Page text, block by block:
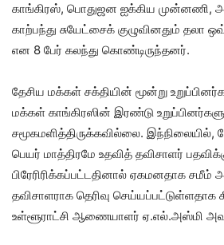
காங்கிரஸ், பொதுஜன ஐக்கிய முன்னணி,
காற்பந்து சுயேட்சைக் குழுவினதும் தலா
என 8 பேர் கலந்து கொண்டிருந்தனர்.
தேசிய மக்கள் சக்தியின் மூன்று
மக்கள் காங்கிரஸின் இரண்டு
சமூகமளித்திருக்கவில்லை.
பெயர் மாத்திரமே உதவித் தவிசாளர்
பிரேரிரிக்கப்பட்டதினால் ஏகமனதாக சமீம்
தவிசாளராக தெரிவு செய்யப்பட்டுள்ளதாக
உள்ளூராட்சி ஆணையாளர் ஏ.எல்.அஸ்மி